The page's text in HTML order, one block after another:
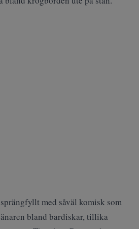
med såväl komisk som
bland bardiskar, tillika